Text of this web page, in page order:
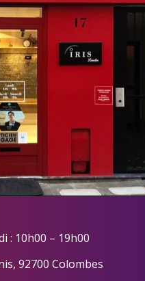
: 10h00 – 19h00
92700 Colombes